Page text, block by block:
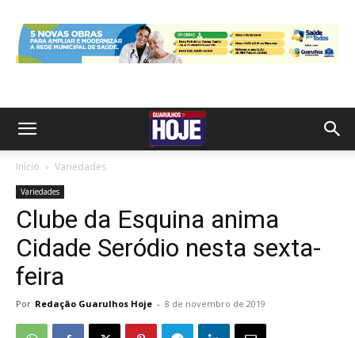
Início Variedades
Variedades
Clube da Esquina anima
Cidade Seródio nesta sexta-
feira
Por Redação Guarulhos Hoje - 8 de novembro de 2019